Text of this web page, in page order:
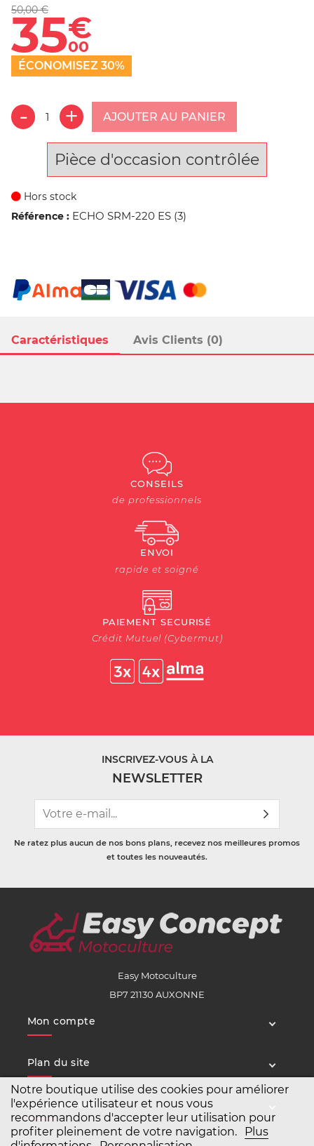
Notre boutique utilise des cookies pour améliorer
l'expérience utilisateur et nous vous
recommandons d'accepter leur utilisation pour
profiter pleinement de votre navigation.
Plus
Caractéristiques Avis Clients (0)
50,00 €
35€
00
ÉCONOMISEZ 30%
AJOUTER AU PANIER
Pièce d'occasion contrôlée
Hors stock
Référence : ECHO SRM-220 ES (3)
CONSEILS
de professionnels
ENVOI
rapide et soigné
PAIEMENT SECURISÉ
Crédit Mutuel (Cybermut)
INSCRIVEZ-VOUS À LA
NEWSLETTER
Ne ratez plus aucun de nos bons plans, recevez nos meilleures promos
et toutes les nouveautés.
Easy Motoculture
BP7 21130 AUXONNE
Mon compte
Plan du site
Service client